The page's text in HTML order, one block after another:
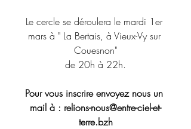
Le cercle se déroulera le mardi 1er
mars à " La Bertais, à Vieux-Vy sur
Couesnon"
de 20h à 22h.
Pour vous inscrire envoyez nous un
mail à : relions-nous@entre-ciel-et-
terre.bzh